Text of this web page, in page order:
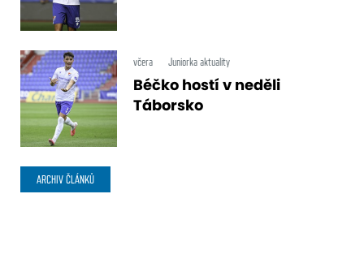
včera Juniorka aktuality
Béčko hostí v neděli
Táborsko
ARCHIV ČLÁNKŮ